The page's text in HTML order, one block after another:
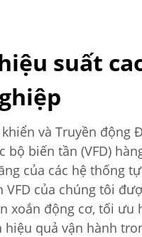
suất
và Truyền động
bộ biến tần (VFD)
của các hệ thống
VFD của chúng tôi
xoắn động cơ, tối ưu
hiệu quả vận hành